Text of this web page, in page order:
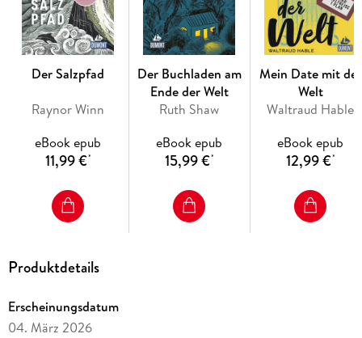
der Welt fragt sie sich: Wie weit muss man reisen, um bei sich
selbst anzukommen? Eine
authentische bewegende Geschichte über Mut und den Weg
zurück ins Vertrauen
Leben
und in die
Liebe.
Mut macht
Eine
Der Salzpfad
Raynor Winn
eBook epub
11,99 €*
Der Buchladen am
Ende der Welt
Ruth Shaw
eBook epub
15,99 €*
Mein Date mit der
Welt
Waltraud Hable
eBook epub
12,99 €*
Produktdetails
Erscheinungsdatum
04. März 2026